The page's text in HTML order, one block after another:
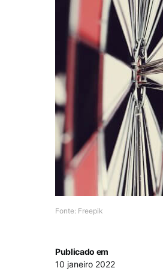
Fonte: Freepik
Publicado em
10 janeiro 2022